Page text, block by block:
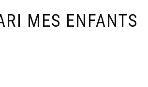
MES ENFANTS